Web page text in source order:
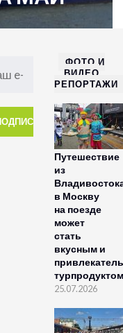
ФОТО И
ВИДЕО
РЕПОРТАЖИ
Путешествие
из
в Москву
на поезде
может
стать
вкусным и
турпродуктом
25.07.2026